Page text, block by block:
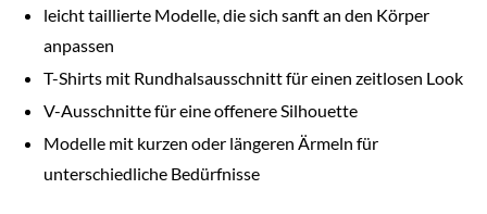
leicht taillierte Modelle, die sich sanft an den Körper
anpassen
T-Shirts mit Rundhalsausschnitt für einen zeitlosen Look
V-Ausschnitte für eine offenere Silhouette
Modelle mit kurzen oder längeren Ärmeln für
unterschiedliche Bedürfnisse